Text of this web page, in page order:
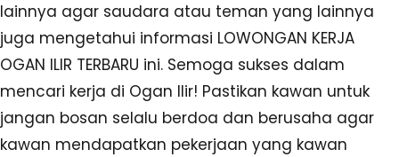
lainnya agar saudara atau teman yang lainnya
juga mengetahui informasi LOWONGAN KERJA
OGAN ILIR TERBARU ini. Semoga sukses dalam
mencari kerja di Ogan Ilir! Pastikan kawan untuk
jangan bosan selalu berdoa dan berusaha agar
kawan mendapatkan pekerjaan yang kawan